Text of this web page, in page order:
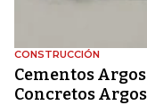
CONSTRUCCIÓN
Cementos
Concretos